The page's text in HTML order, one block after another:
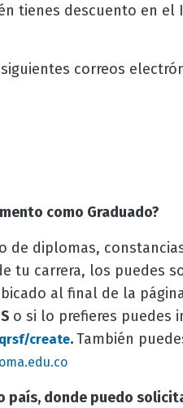
tienes descuento en
correos
como Graduado?
de diplomas,
tu carrera, los puedes
al final de la
o si lo prefieres puedes
create.También
país, donde puedo